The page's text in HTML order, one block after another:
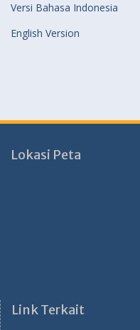
Versi Bahasa Indonesia
English Version
Lokasi Peta
Link Terkait